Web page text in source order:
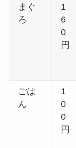
まぐ
ろ
1
6
0
円
ごは
ん
1
0
0
円